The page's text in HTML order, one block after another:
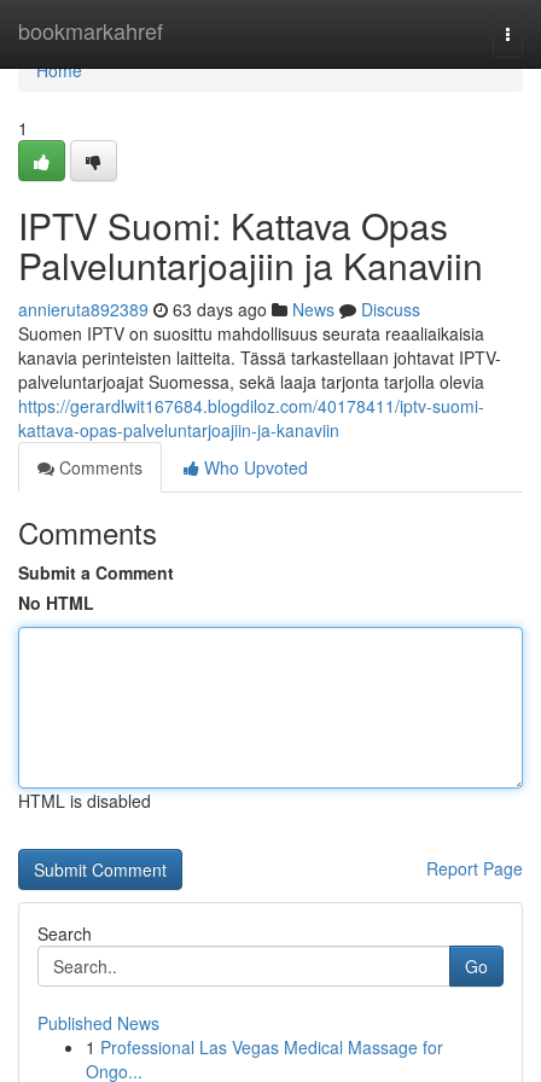
bookmarkahref
Home
Home
1
IPTV Suomi: Kattava Opas
Palveluntarjoajiin ja Kanaviin
annieruta892389 63 days ago News
Discuss
Suomen IPTV on suosittu mahdollisuus seurata reaaliaikaisia
kanavia perinteisten laitteita. Tässä tarkastellaan johtavat IPTV-
palveluntarjoajat Suomessa, sekä laaja tarjonta tarjolla olevia
https://gerardlwit167684.blogdiloz.com/40178411/iptv-suomi-
kattava-opas-palveluntarjoajiin-ja-kanaviin
Comments
Who Upvoted
Comments
Submit a Comment
No HTML
HTML is disabled
Report Page
Search
Go
Published News
1 Professional Las Vegas Medical Massage for
Ongo...